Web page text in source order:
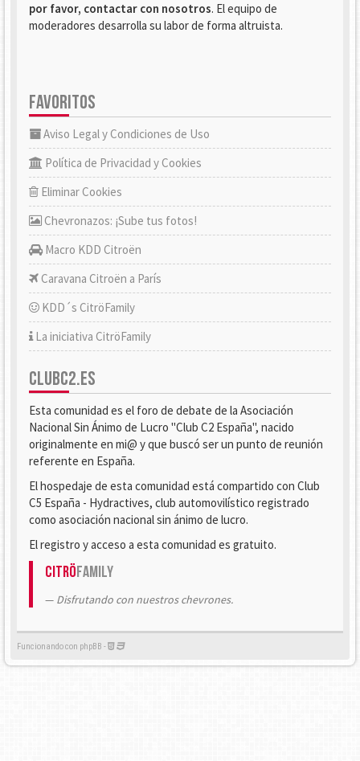
por favor, contactar con nosotros. El equipo de
moderadores desarrolla su labor de forma altruista.
FAVORITOS
Aviso Legal y Condiciones de Uso
Política de Privacidad y Cookies
Eliminar Cookies
Chevronazos: ¡Sube tus fotos!
Macro KDD Citroën
Caravana Citroën a París
KDD´s CitröFamily
La iniciativa CitröFamily
CLUBC2.ES
Esta comunidad es el foro de debate de la Asociación
Nacional Sin Ánimo de Lucro "Club C2 España", nacido
originalmente en mi@ y que buscó ser un punto de reunión
referente en España.
El hospedaje de esta comunidad está compartido con Club
C5 España - Hydractives, club automovilístico registrado
como asociación nacional sin ánimo de lucro.
El registro y acceso a esta comunidad es gratuito.
CitröFamily
Disfrutando con nuestros chevrones.
Funcionando con phpBB -